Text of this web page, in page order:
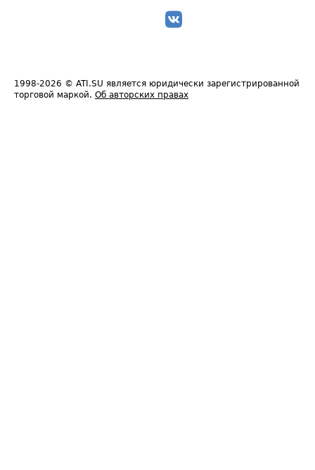
1998-2026 © ATI.SU является юридически зарегистрированной
торговой маркой. Об авторских правах